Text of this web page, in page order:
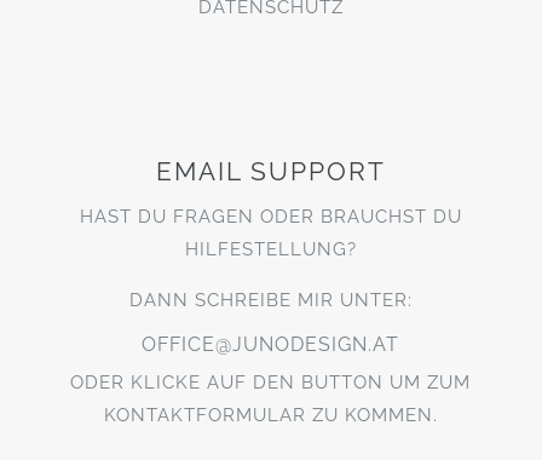
DATENSCHUTZ
EMAIL SUPPORT
HAST DU FRAGEN ODER BRAUCHST DU
HILFESTELLUNG?
DANN SCHREIBE MIR UNTER:
OFFICE@JUNODESIGN.AT
ODER KLICKE AUF DEN BUTTON UM ZUM
KONTAKTFORMULAR ZU KOMMEN.